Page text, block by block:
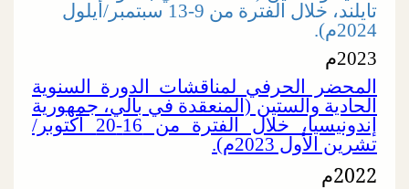
تايلند، خلال الفترة من 9-13 سبتمبر/أيلول
2024م).
2023م
المحضر الحرفي لمناقشات الدورة السنوية
الحادية والستين (المنعقدة في بالي، جمهورية
إندونيسيا، خلال الفترة من 16-20 أكتوبر/
تشرين الأول 2023م).
2022م